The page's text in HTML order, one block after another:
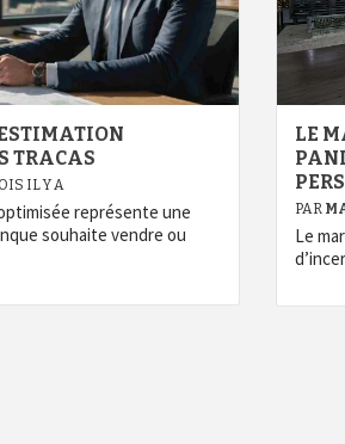
TRACAS
IL Y A
représente une
souhaite vendre ou
LE
PAR
Le